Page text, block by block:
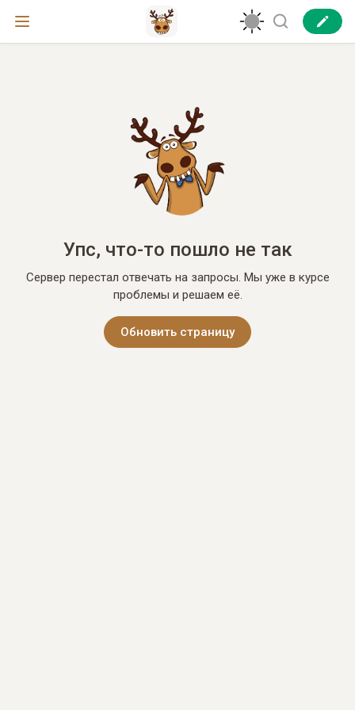
Упс, что-то пошло не так
Сервер перестал отвечать на запросы. Мы уже в курсе
проблемы и решаем её.
Обновить страницу